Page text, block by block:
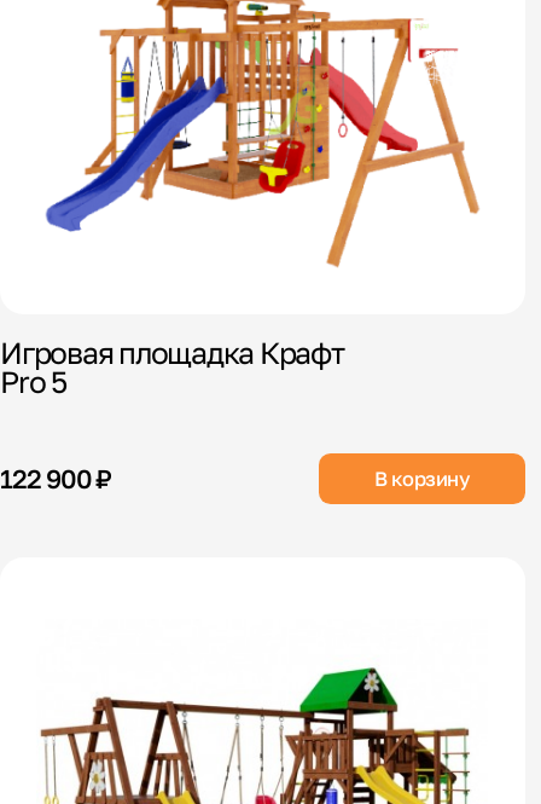
Игровая площадка Крафт
Pro 5
122 900 ₽ В корзину